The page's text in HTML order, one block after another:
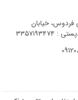
فردوس، خیابان